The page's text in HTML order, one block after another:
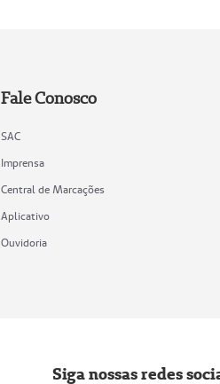
Fale Conosco
SAC
Imprensa
Central de Marcações
Aplicativo
Ouvidoria
Siga nossas redes